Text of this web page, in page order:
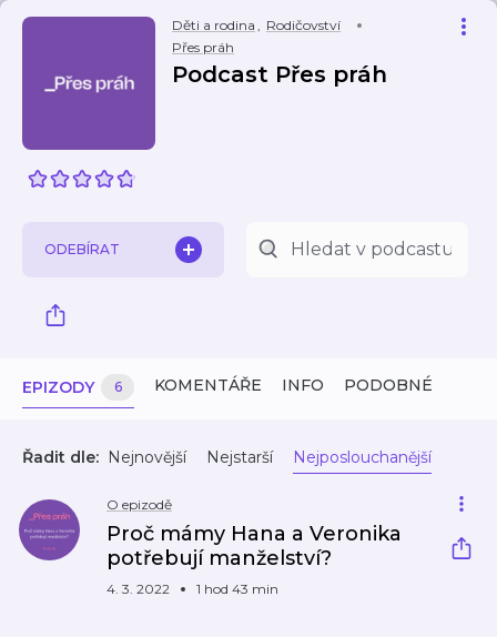
Děti a rodina , Rodičovství
Přes práh
Podcast Přes práh
ODEBÍRAT
EPIZODY 6 KOMENTÁŘE INFO PODOBNÉ
Řadit dle: Nejnovější Nejstarší Nejposlouchanější
O epizodě
Proč mámy Hana a Veronika
potřebují manželství?
4. 3. 2022 1 hod 43 min